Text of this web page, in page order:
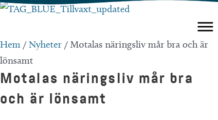
Hoppa
innehåll
Hem / Nyheter / Motalas näringsliv mår bra och är
lönsamt
Motalas näringsliv mår bra
och är lönsamt